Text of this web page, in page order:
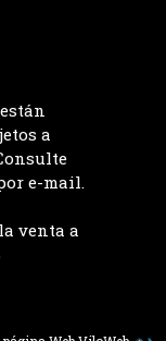
a
e-mail.
venta a